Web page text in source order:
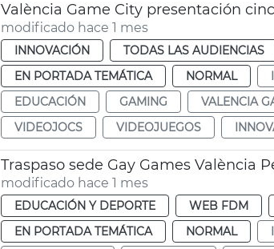
València Game City presentación
modificado hace 1 mes
INNOVACIÓN TODAS LAS AUDIENCIAS
EN PORTADA TEMÁTICA
NORMAL
EDUCACIÓN
GAMING VALENCIA
VIDEOJOCS
VIDEOJUEGOS
Traspaso sede Gay Games València
modificado hace 1 mes
EDUCACIÓN Y DEPORTE WEB FDM
EN PORTADA TEMÁTICA
NORMAL